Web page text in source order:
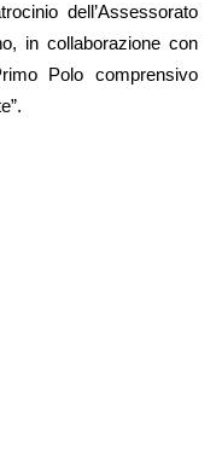
dell’Assessorato
in collaborazione con
Polo comprensivo